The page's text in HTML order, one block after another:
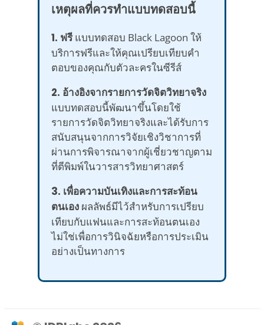
เหตุผลที่ควรทำแบบทดสอบนี้
1. ฟรีแบบทดสอบ Black Lagoon ให้
บริการฟรีและให้คุณเปรียบเทียบคำ
ตอบของคุณกับตัวละครในซีรีส์
2. อ้างอิงจากรายการวัดจิตวิทยาจริง
แบบทดสอบนี้พัฒนาขึ้นโดยใช้
รายการวัดจิตวิทยาจริงและได้รับการ
สนับสนุนจากการวิจัยเชิงวิชาการที่
ผ่านการพิจารณาจากผู้เชี่ยวชาญตาม
ที่ตีพิมพ์ในวารสารวิทยาศาสตร์
3. เพื่อความบันเทิงและการสะท้อน
ตนเอง ผลลัพธ์มีไว้สำหรับการเปรียบ
เทียบกับแฟนและการสะท้อนตนเอง
ไม่ใช่เพื่อการวินิจฉัยหรือการประเมิน
อย่างเป็นทางการ